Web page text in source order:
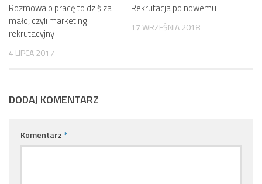
Rozmowa o pracę to dziś za
mało, czyli marketing
rekrutacyjny
4 LIPCA 2017
Rekrutacja po nowemu
17 WRZEŚNIA 2018
DODAJ KOMENTARZ
Komentarz *